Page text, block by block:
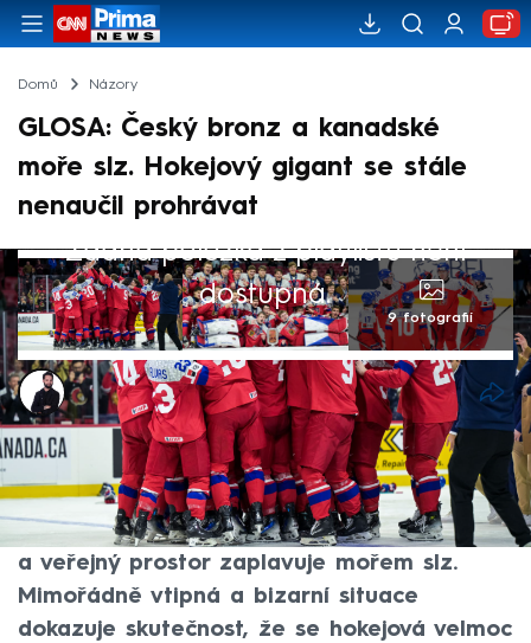
Domů Názory
GLOSA: Český bronz a kanadské
moře slz. Hokejový gigant se stále
nenaučil prohrávat
Žádná položka z playlistu není
dostupná.
9 fotografií
Marek Veselý
6. led 2025, 15:13
Zatímco Češi slaví třetí cenný kov hokejové
dvacítky v řadě, Kanada tradičně svůj
sportovní neúspěch svádí na všechny okolo
a veřejný prostor zaplavuje mořem slz.
Mimořádně vtipná a bizarní situace
dokazuje skutečnost, že se hokejová velmoc